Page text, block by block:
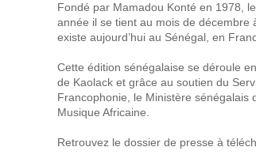
Fondé par Mamadou Konté en 1978,
année il se tient au mois de décembre
existe aujourd’hui au Sénégal, en
Cette édition sénégalaise se déroule
de Kaolack et grâce au soutien du
Francophonie, le Ministère sénégalais
Musique Africaine.
Retrouvez le dossier de presse à